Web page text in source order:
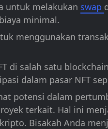
untuk melakukan swap
minimal.
menggunakan
di salah satu
dalam pasar NFT
potensi dalam
terkait. Hal ini
Bisakah Anda